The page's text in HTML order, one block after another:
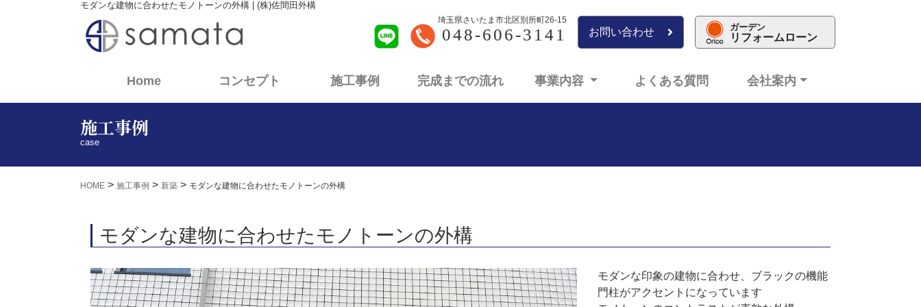
モダンな建物に合わせたモノトーンの外構 | (株)佐間田外構
埼玉県さいたま市北区別所町26-15
048-606-3141 お問い合わせ ガーデン
リフォームローン
Home(current) コンセプト 施工事例 完成までの流れ 事業内容 よくある質問 会社案内
施工事例
case
HOME > 施工事例 > 新築 > モダンな建物に合わせたモノトーンの外構
モダンな建物に合わせたモノトーンの外構
モダンな印象の建物に合わせ、ブラックの機能
門柱がアクセントになっています